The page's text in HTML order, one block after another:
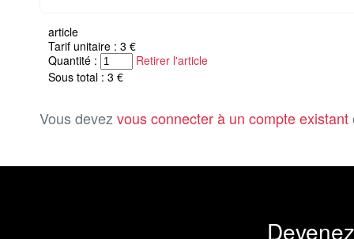
article
Tarif unitaire : 3 €
Quantité :
Retirer l'article
Sous total : 3 €
Vous devez vous connecter à un compte existant